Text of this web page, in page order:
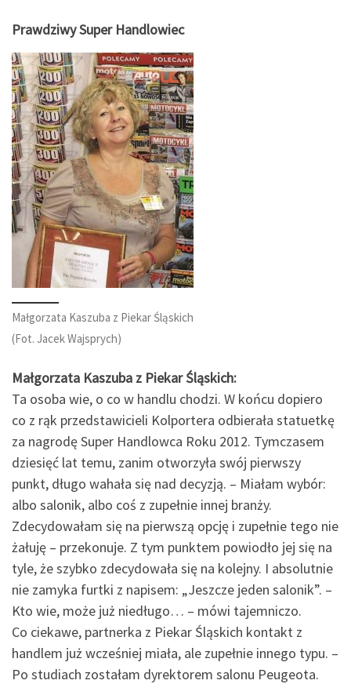
Prawdziwy Super Handlowiec
Małgorzata Kaszuba z Piekar Śląskich
(Fot. Jacek Wajsprych)
Małgorzata Kaszuba z Piekar Śląskich:
Ta osoba wie, o co w handlu chodzi. W końcu dopiero
co z rąk przedstawicieli Kolportera odbierała statuetkę
za nagrodę Super Handlowca Roku 2012. Tymczasem
dziesięć lat temu, zanim otworzyła swój pierwszy
punkt, długo wahała się nad decyzją. – Miałam wybór:
albo salonik, albo coś z zupełnie innej branży.
Zdecydowałam się na pierwszą opcję i zupełnie tego nie
żałuję – przekonuje. Z tym punktem powiodło jej się na
tyle, że szybko zdecydowała się na kolejny. I absolutnie
nie zamyka furtki z napisem: „Jeszcze jeden salonik”. –
Kto wie, może już niedługo… – mówi tajemniczo.
Co ciekawe, partnerka z Piekar Śląskich kontakt z
handlem już wcześniej miała, ale zupełnie innego typu. –
Po studiach zostałam dyrektorem salonu Peugeota.